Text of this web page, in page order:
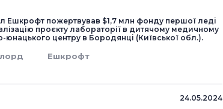
Ешкрофт пожертвував $1,7 млн фонду першої леді
проєкту лабораторії в дитячому медичному
юнацького центру в Бородянці (Київської обл.).
лорд Ешкрофт
24.05.2024